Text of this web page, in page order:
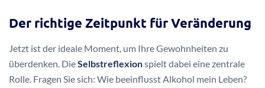
Der richtige Zeitpunkt für Veränderung
Jetzt ist der ideale Moment, um Ihre Gewohnheiten zu
überdenken. DieSelbstreflexionspielt dabei eine zentrale
Rolle. Fragen Sie sich: Wie beeinflusst Alkohol mein Leben?